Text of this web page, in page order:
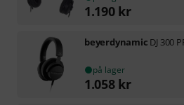
1.190 kr
beyerdynamic DJ 300
på lager
1.058 kr